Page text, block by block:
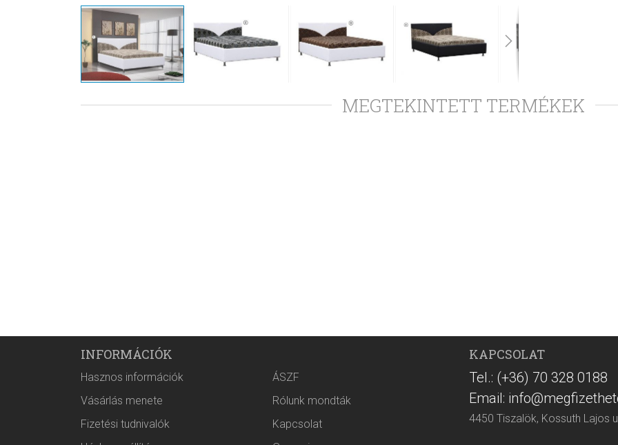
MEGTEKINTETT TERMÉKEK
INFORMÁCIÓK
Hasznos információk
ÁSZF
Vásárlás menete
Rólunk mondták
Fizetési tudnivalók
Kapcsolat
KAPCSOLAT
Tel.: (+36) 70 328 0188
Email:
4450 Tiszalök, Kossuth Lajos